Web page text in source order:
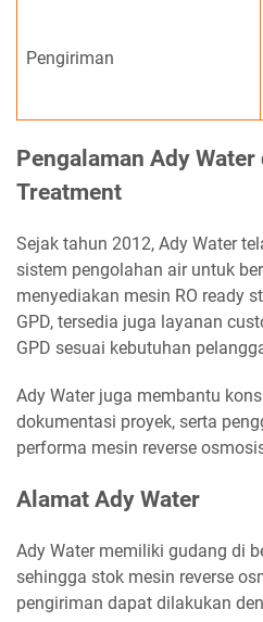
Pengiriman
Pengalaman Ady
Treatment
Sejak tahun 2012, Ady Water
sistem pengolahan air untuk
menyediakan mesin RO ready
GPD, tersedia juga layanan
GPD sesuai kebutuhan
Ady Water juga membantu
dokumentasi proyek, serta
performa mesin reverse
Alamat Ady Water
Ady Water memiliki gudang di
sehingga stok mesin reverse
pengiriman dapat dilakukan